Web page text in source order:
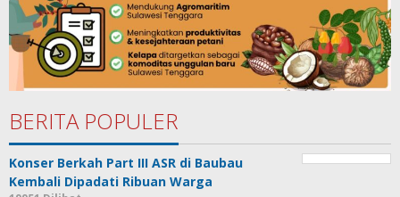
BERITA POPULER
Konser Berkah Part III ASR di Baubau
Kembali Dipadati Ribuan Warga